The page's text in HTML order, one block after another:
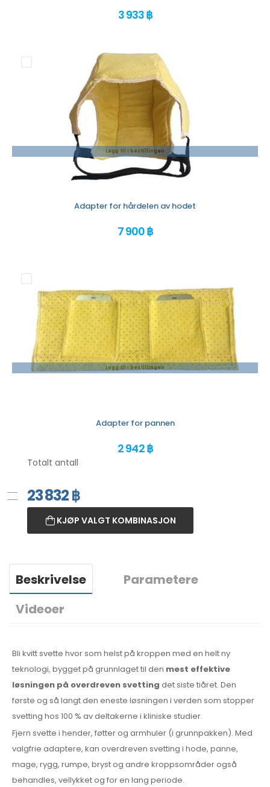
3 933 ฿
Legg til i bestillingen
Adapter for hårdelen av hodet
7 900 ฿
Legg til i bestillingen
Adapter for pannen
2 942 ฿
Totalt antall
23 832฿
KJØP VALGT KOMBINASJON
Beskrivelse
Parametere
Videoer
Bli kvitt svette hvor som helst på kroppen med en helt ny
teknologi, bygget på grunnlaget til den mest effektive
løsningen på overdreven svetting det siste tiåret. Den
første og så langt den eneste løsningen i verden som stopper
svetting hos 100 % av deltakerne i kliniske studier.
Fjern svette i hender, føtter og armhuler (i grunnpakken). Med
valgfrie adaptere, kan overdreven svetting i hode, panne,
mage, rygg, rumpe, bryst og andre kroppsområder også
behandles, vellykket og for en lang periode.